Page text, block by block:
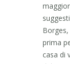
prima
casa di